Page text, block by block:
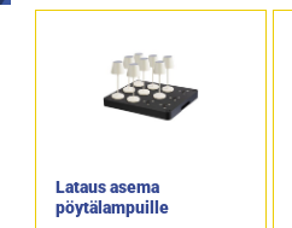
Lataus asema
pöytälampuille